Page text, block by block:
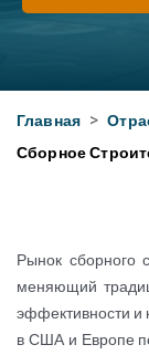
Главная >
Сборное
Рынок сборного
меняющий
эффективности и
в США и Европе